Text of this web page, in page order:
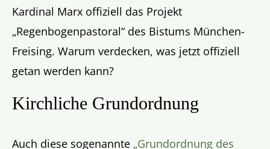
Kardinal Marx offiziell das Projekt
„Regenbogenpastoral“ des Bistums München-
Freising. Warum verdecken, was jetzt offiziell
getan werden kann?
Kirchliche Grundordnung
Auch diese sogenannte „Grundordnung des